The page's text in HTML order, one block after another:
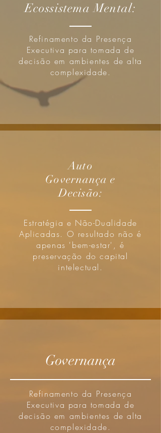
Ecossistema Mental:
Refinamento da Presença
Executiva para tomada de
decisão em ambientes de alta
complexidade.
Auto
Governança e
Decisão:
Estratégia e Não-Dualidade
Aplicadas. O resultado não é
apenas 'bem-estar', é
preservação do capital
intelectual.
Governança
Refinamento da Presença
Executiva para tomada de
decisão em ambientes de alta
complexidade.